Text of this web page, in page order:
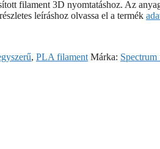
filament 3D nyomtatáshoz. Az
leíráshoz olvassa el a termék
, PLA filament Márka: Spectrum